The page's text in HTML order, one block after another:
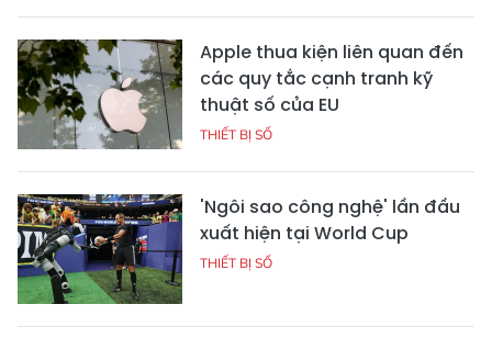
Apple thua kiện liên quan đến
các quy tắc cạnh tranh kỹ
thuật số của EU
THIẾT BỊ SỐ
'Ngôi sao công nghệ' lần đầu
xuất hiện tại World Cup
THIẾT BỊ SỐ